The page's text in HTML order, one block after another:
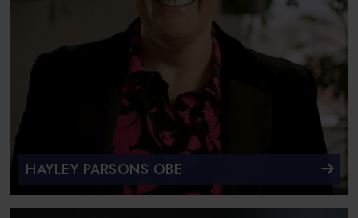
HAYLEY PARSONS OBE